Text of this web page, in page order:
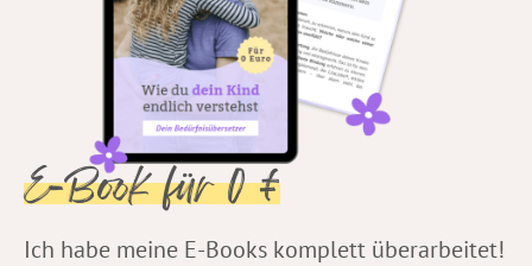
E-Book für 0 €
Ich habe meine E-Books komplett überarbeitet!